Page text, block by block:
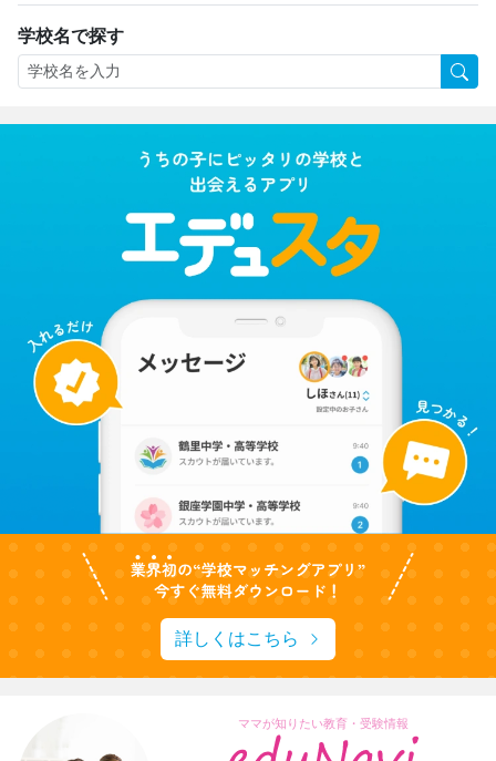
学校名で探す
詳しくはこちら
ママが知りたい教育・受験情報